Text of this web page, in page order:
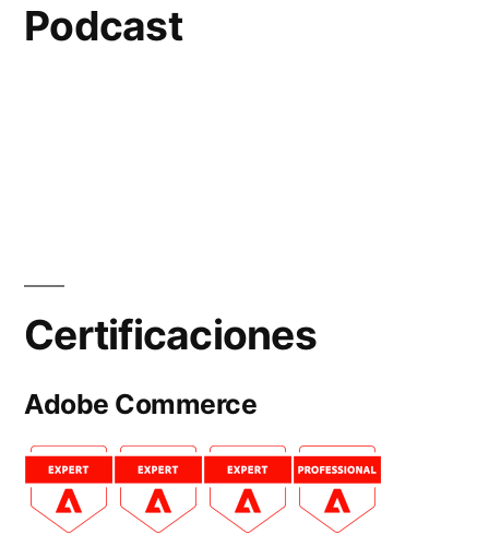
Podcast
Certificaciones
Adobe Commerce